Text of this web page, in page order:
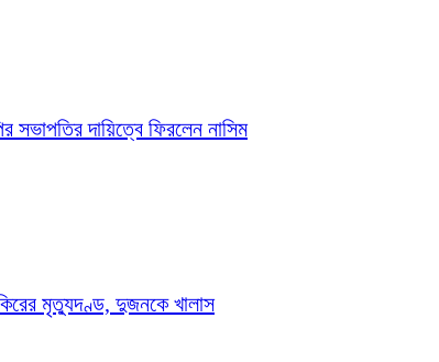
সভাপতির দায়িত্বে ফিরলেন নাসিম
মৃত্যুদণ্ড, দুজনকে খালাস